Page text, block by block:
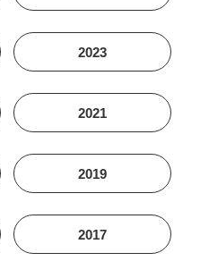
2023
2021
2019
2017